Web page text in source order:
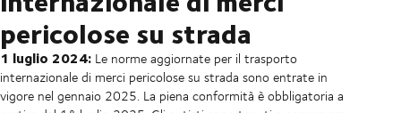
pericolose su strada
1 luglio 2024: Le norme aggiornate per il trasporto
internazionale di merci pericolose su strada sono entrate in
vigore nel gennaio 2025. La piena conformità è obbligatoria a